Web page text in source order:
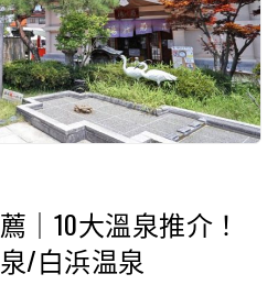
｜10大溫泉推介！
/白浜温泉